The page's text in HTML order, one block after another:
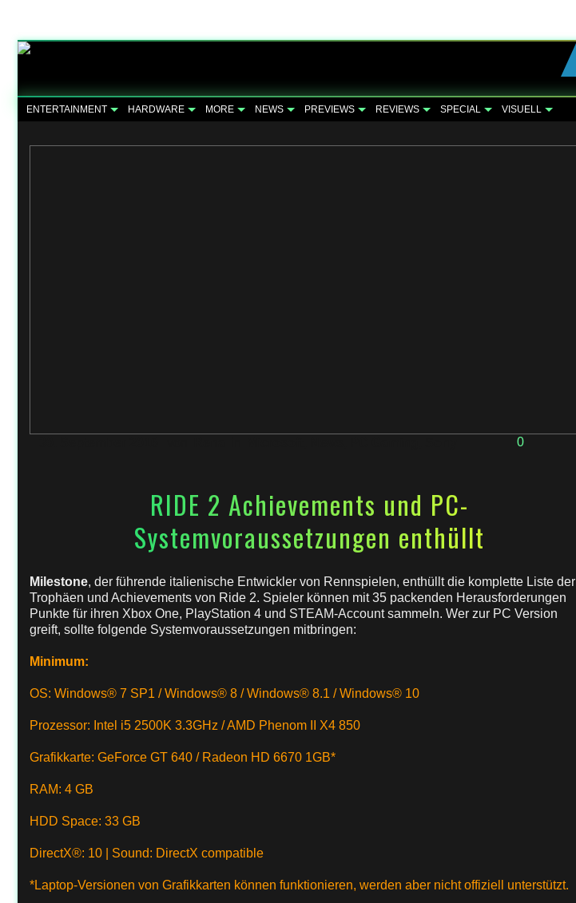
ENTERTAINMENT HARDWARE MORE NEWS PREVIEWS REVIEWS SPECIAL VISUELL
0
RIDE 2 Achievements und PC-
Systemvoraussetzungen enthüllt
Milestone, der führende italienische Entwickler von Rennspielen, enthüllt die komplette Liste der
Trophäen und Achievements von Ride 2. Spieler können mit 35 packenden Herausforderungen
Punkte für ihren Xbox One, PlayStation 4 und STEAM-Account sammeln. Wer zur PC Version
greift, sollte folgende Systemvoraussetzungen mitbringen:
Minimum:
OS: Windows® 7 SP1 / Windows® 8 / Windows® 8.1 / Windows® 10
Prozessor: Intel i5 2500K 3.3GHz / AMD Phenom II X4 850
Grafikkarte: GeForce GT 640 / Radeon HD 6670 1GB*
RAM: 4 GB
HDD Space: 33 GB
DirectX®: 10 | Sound: DirectX compatible
*Laptop-Versionen von Grafikkarten können funktionieren, werden aber nicht offiziell unterstützt.